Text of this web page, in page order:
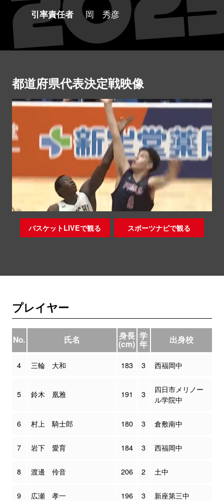
引率責任者
岡 秀彦
都道府県代表決定戦映像
バスケットLIVEで観る スポーツナビで観る
プレイヤー
No. 氏名 身長
(cm)
学
年 出身校
4 三輪 大和 183 3 西福岡中
5 鈴木 凰雅 191 3
四日市メリノー
ル学院中
6 村上 騎士郎 180 3 倉敷南中
7 岩下 愛育 184 3 西福岡中
8 渡邊 伶音 206 2 土中
9 広瀬 孝一 196 3 新座第三中